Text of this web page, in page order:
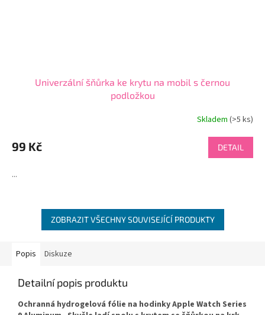
Univerzální šňůrka ke krytu na mobil s černou
podložkou
Skladem (>5 ks)
99 Kč DETAIL
...
ZOBRAZIT VŠECHNY SOUVISEJÍCÍ PRODUKTY
Popis Diskuze
Detailní popis produktu
Ochranná hydrogelová fólie na hodinky Apple Watch Series